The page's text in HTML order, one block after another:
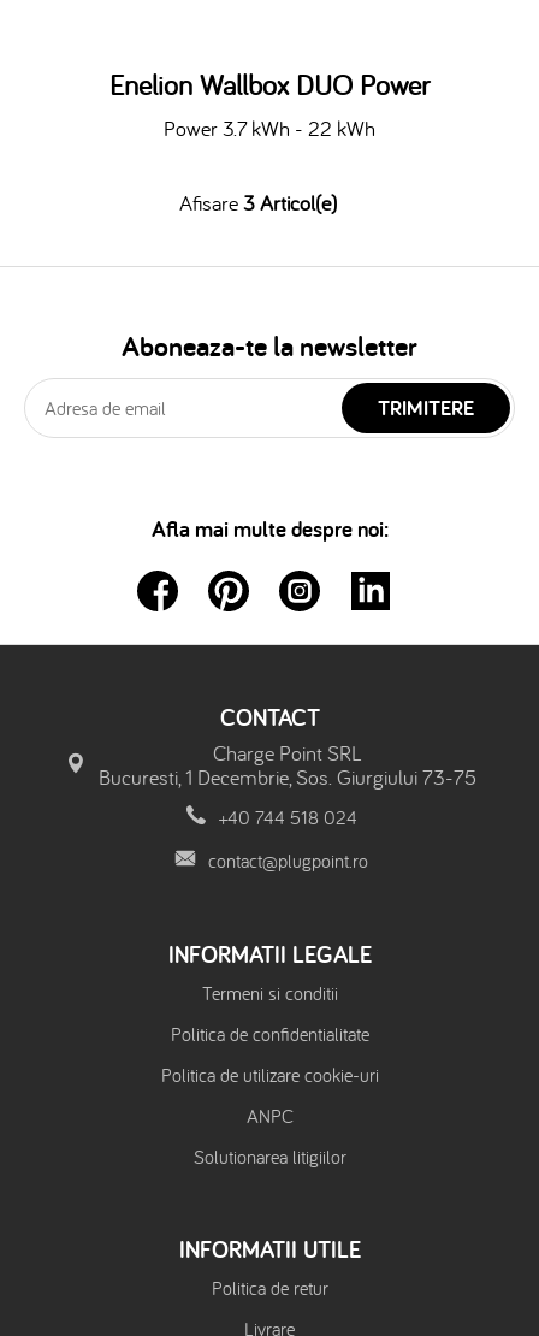
Enelion Wallbox DUO Power
Power 3.7 kWh - 22 kWh
Afisare3 Articol(e)
Aboneaza-te la newsletter
TRIMITERE
Afla mai multe despre noi:
CONTACT
Charge Point SRL
Bucuresti, 1 Decembrie, Sos. Giurgiului 73-75
+40 744 518 024
contact@plugpoint.ro
INFORMATII LEGALE
Termeni si conditii
Politica de confidentialitate
Politica de utilizare cookie-uri
ANPC
Solutionarea litigiilor
INFORMATII UTILE
Politica de retur
Livrare